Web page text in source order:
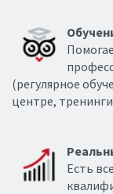
(регулярное
центре,
Есть